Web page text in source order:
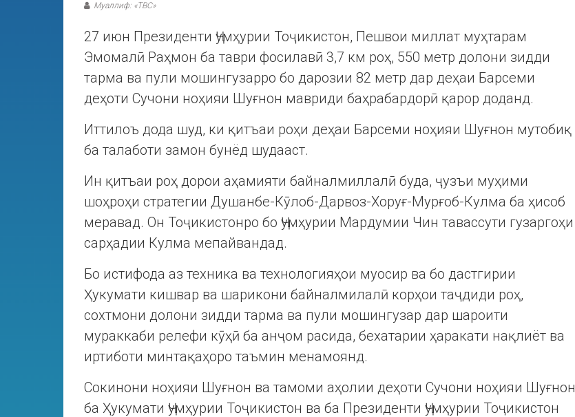
Муаллиф: «ТВС»
27 июн Президенти Ҷумҳурии Тоҷикистон, Пешвои миллат муҳтарам
Эмомалӣ Раҳмон ба таври фосилавӣ 3,7 км роҳ, 550 метр долони зидди
тарма ва пули мошингузарро бо дарозии 82 метр дар деҳаи Барсеми
деҳоти Сучони ноҳияи Шуғнон мавриди баҳрабардорӣ қарор доданд.
Иттилоъ дода шуд, ки қитъаи роҳи деҳаи Барсеми ноҳияи Шуғнон мутобиқ
ба талаботи замон бунёд шудааст.
Ин қитъаи роҳ дорои аҳамияти байналмиллалӣ буда, ҷузъи муҳими
шоҳроҳи стратегии Душанбе-Кӯлоб-Дарвоз-Хоруғ-Мурғоб-Кулма ба ҳисоб
меравад. Он Тоҷикистонро бо Ҷумҳурии Мардумии Чин тавассути гузаргоҳи
сарҳадии Кулма мепайвандад.
Бо истифода аз техника ва технологияҳои муосир ва бо дастгирии
Ҳукумати кишвар ва шарикони байналмилалӣ корҳои таҷдиди роҳ,
сохтмони долони зидди тарма ва пули мошингузар дар шароити
мураккаби релефи кӯҳӣ ба анҷом расида, бехатарии ҳаракати нақлиёт ва
иртиботи минтақаҳоро таъмин менамоянд.
Сокинони ноҳияи Шуғнон ва тамоми аҳолии деҳоти Сучони ноҳияи Шуғнон
ба Ҳукумати Ҷумҳурии Тоҷикистон ва ба Президенти Ҷумҳурии Тоҷикистон